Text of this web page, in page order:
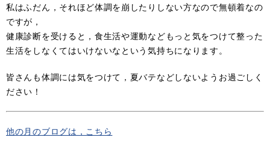
私はふだん，それほど体調を崩したりしない方なので無頓着なの
ですが，
健康診断を受けると，食生活や運動などもっと気をつけて整った
生活をしなくてはいけないなという気持ちになります。
皆さんも体調には気をつけて，夏バテなどしないようお過ごしく
ださい！
他の月のブログは，こちら